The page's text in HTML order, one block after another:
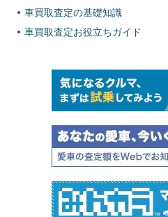
車買取査定の基礎知識
車買取査定お役立ちガイド